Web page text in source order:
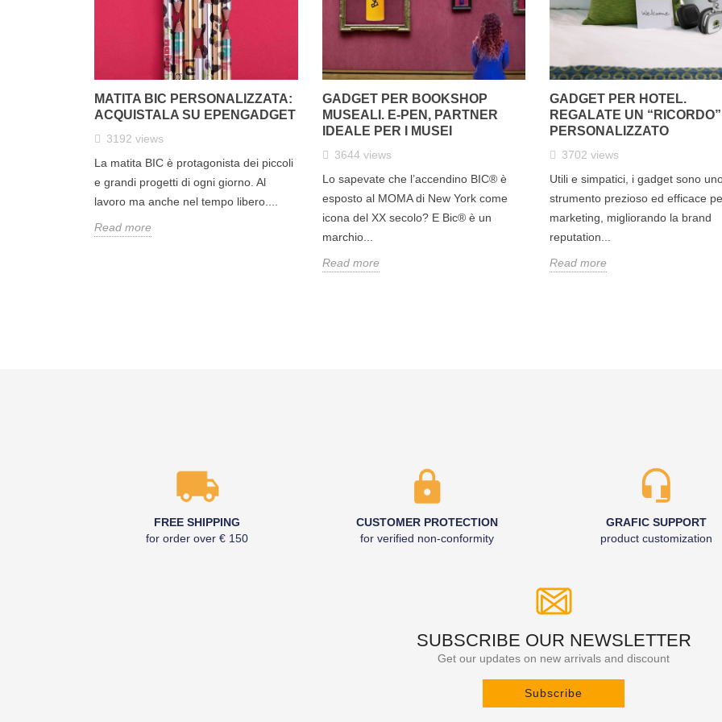
MATITA BIC PERSONALIZZATA:
ACQUISTALA SU EPENGADGET
3192 views
La matita BIC è protagonista dei piccoli
e grandi progetti di ogni giorno. Al
lavoro ma anche nel tempo libero....
Read more
GADGET PER BOOKSHOP
MUSEALI. E-PEN, PARTNER
IDEALE PER I MUSEI
3644 views
Lo sapevate che l’accendino BIC® è
esposto al MOMA di New York come
icona del XX secolo? E Bic® è un
marchio...
Read more
GADGET PER HOTEL.
REGALATE UN “RICORDO”
PERSONALIZZATO
3702views
Utili e simpatici, i gadget sono
strumento prezioso ed efficace
marketing, migliorando la brand
reputation...
Read more
FREE SHIPPING
for order over € 150
CUSTOMER PROTECTION
for verified non-conformity
GRAFIC SUPPORT
product customization
SUBSCRIBE OUR NEWSLETTER
Get our updates on new arrivals and discount
Subscribe